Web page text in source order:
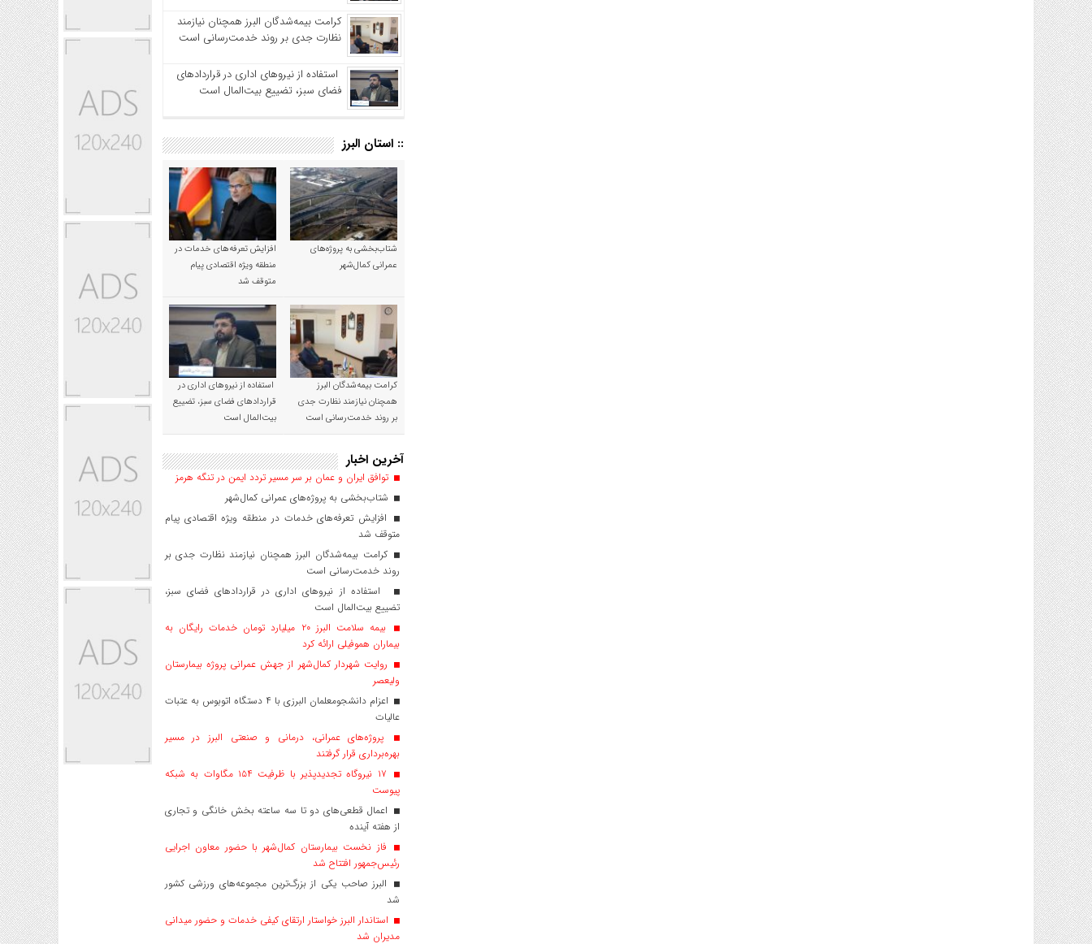
کرامت بیمه‌شدگان البرز همچنان نیازمند
نظارت جدی بر روند خدمت‌رسانی است
استفاده از نیروهای اداری در قراردادهای
فضای سبز، تضییع بیت‌المال است
:: استان البرز
شتاب‌بخشی به پروژه‌های
عمرانی کمال‌شهر
افزایش تعرفه‌های خدمات در
منطقه ویژه اقتصادی پیام
متوقف شد
کرامت بیمه‌شدگان البرز
همچنان نیازمند نظارت جدی
بر روند خدمت‌رسانی است
استفاده از نیروهای اداری در
قراردادهای فضای سبز، تضییع
بیت‌المال است
آخرین اخبار
توافق ایران و عمان بر سر مسیر تردد ایمن در تنگه هرمز
شتاب‌بخشی به پروژه‌های عمرانی کمال‌شهر
افزایش تعرفه‌های خدمات در منطقه ویژه اقتصادی پیام
متوقف شد
کرامت بیمه‌شدگان البرز همچنان نیازمند نظارت جدی بر
روند خدمت‌رسانی است
استفاده از نیروهای اداری در قراردادهای فضای سبز،
تضییع بیت‌المال است
بیمه سلامت البرز ۲۰ میلیارد تومان خدمات رایگان به
بیماران هموفیلی ارائه کرد
روایت شهردار کمال‌شهر از جهش عمرانی پروژه بیمارستان
ولیعصر
اعزام دانشجو‌معلمان البرزی با ۴ دستگاه اتوبوس به عتبات
عالیات
پروژه‌های عمرانی، درمانی و صنعتی البرز در مسیر
بهره‌برداری قرار گرفتند
۱۷ نیروگاه تجدیدپذیر با ظرفیت ۱۵۴ مگاوات به شبکه
پیوست
اعمال قطعی‌های دو تا سه ساعته بخش خانگی و تجاری
از هفته آینده
فاز نخست بیمارستان کمال‌شهر با حضور معاون اجرایی
رئیس‌جمهور افتتاح شد
البرز صاحب یکی از بزرگ‌ترین مجموعه‌های ورزشی کشور
شد
استاندار البرز خواستار ارتقای کیفی خدمات و حضور میدانی
مدیران شد